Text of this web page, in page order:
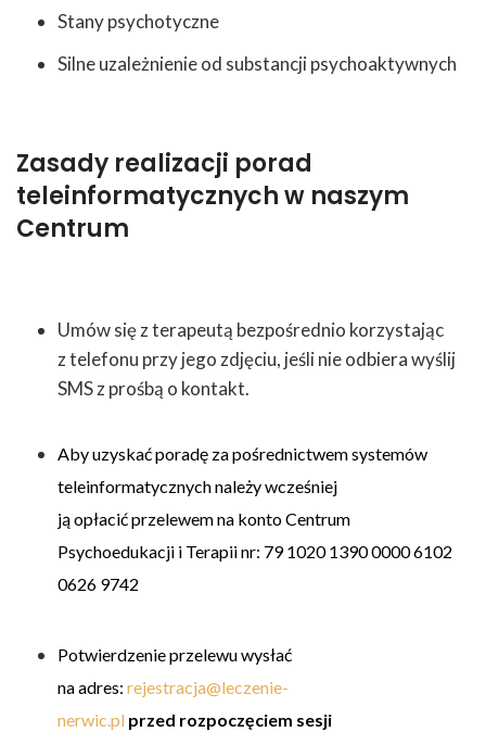
Stany psychotyczne
Silne uzależnienie od substancji psychoaktywnych
Zasady realizacji porad
teleinformatycznych w naszym
Centrum
Umów się z terapeutą bezpośrednio korzystając
z telefonu przy jego zdjęciu, jeśli nie odbiera wyślij
SMS z prośbą o kontakt.
Aby uzyskać poradę za pośrednictwem systemów
teleinformatycznych należy wcześniej
ją opłacić przelewem na konto Centrum
Psychoedukacji i Terapii nr: 79 1020 1390 0000 6102
0626 9742
Potwierdzenie przelewu wysłać
na adres: rejestracja@leczenie-
nerwic.pl przed rozpoczęciem sesji